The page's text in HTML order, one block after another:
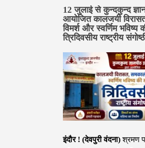
12 जुलाई से कुन्दकुन्द
आयोजित कालजयी
विमर्श और स्वर्णिम भविष्य
त्रिदिवसीय राष्ट्रीय
इंदौर ! (देवपुरी वंदना)श्रमण